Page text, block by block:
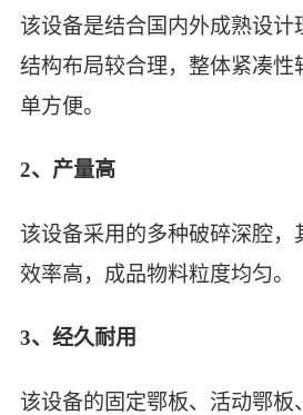
该设备是结合国内外成熟设计
结构布局较合理，整体紧凑性
单方便。
2、产量高
该设备采用的多种破碎深腔，
效率高，成品物料粒度均匀。
3、经久耐用
该设备的固定鄂板、活动鄂板